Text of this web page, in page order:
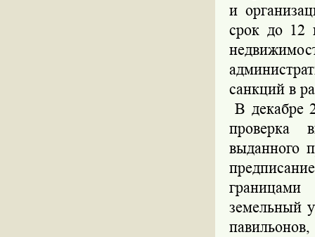
и
срок до 12
санкций в
В декабре
проверка
выданного
земельный